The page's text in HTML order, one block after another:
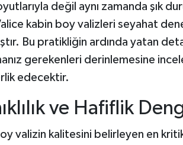
değil aynı zamanda şık
kabin boy valizleri seyahat
Bu pratikliğin ardında yatan
gerekenleri derinlemesine
edecektir.
ve Hafiflik
valizin kalitesini belirleyen en